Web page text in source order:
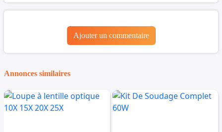
Ajouter un commentaire
Annonces similaires